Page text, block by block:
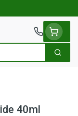
Zoek
40ml